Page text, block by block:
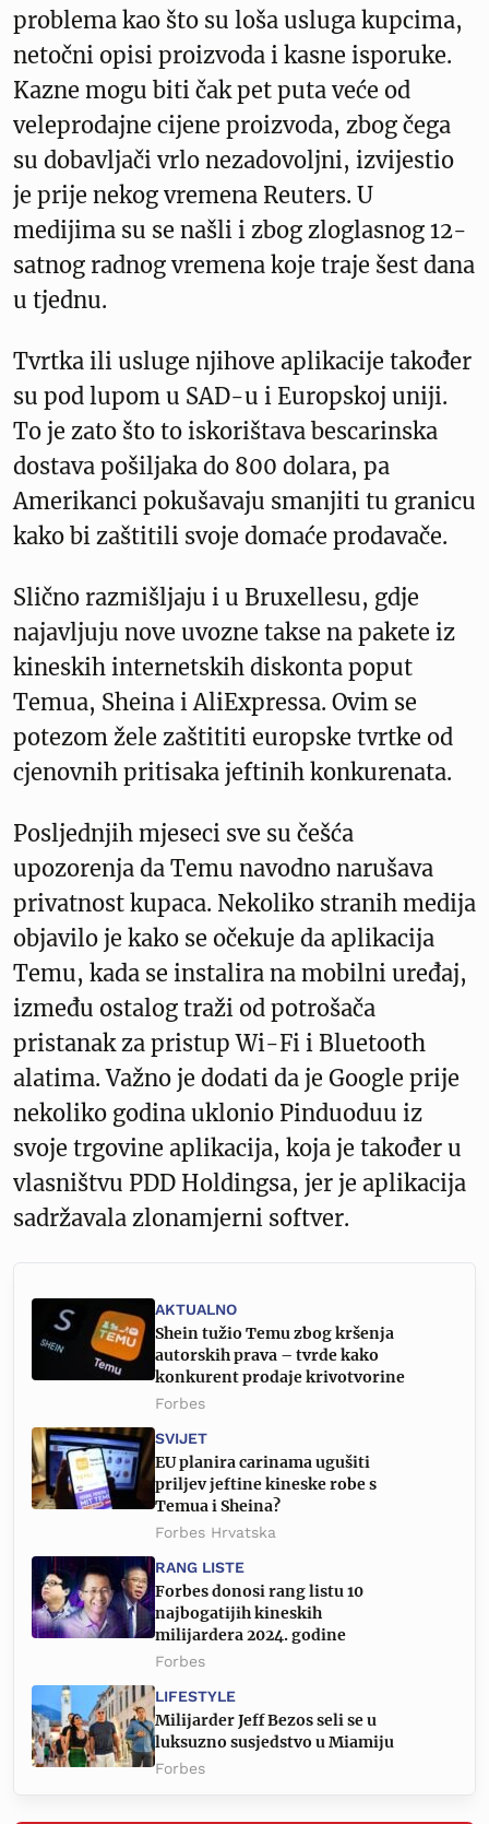
problema kao što su loša usluga kupcima,
netočni opisi proizvoda i kasne isporuke.
Kazne mogu biti čak pet puta veće od
veleprodajne cijene proizvoda, zbog čega
su dobavljači vrlo nezadovoljni, izvijestio
je prije nekog vremena Reuters. U
medijima su se našli i zbog zloglasnog 12-
satnog radnog vremena koje traje šest dana
u tjednu.
Tvrtka ili usluge njihove aplikacije također
su pod lupom u SAD-u i Europskoj uniji.
To je zato što to iskorištava bescarinska
dostava pošiljaka do 800 dolara, pa
Amerikanci pokušavaju smanjiti tu granicu
kako bi zaštitili svoje domaće prodavače.
Slično razmišljaju i u Bruxellesu, gdje
najavljuju nove uvozne takse na pakete iz
kineskih internetskih diskonta poput
Temua, Sheina i AliExpressa. Ovim se
potezom žele zaštititi europske tvrtke od
cjenovnih pritisaka jeftinih konkurenata.
Posljednjih mjeseci sve su češća
upozorenja da Temu navodno narušava
privatnost kupaca. Nekoliko stranih medija
objavilo je kako se očekuje da aplikacija
Temu, kada se instalira na mobilni uređaj,
između ostalog traži od potrošača
pristanak za pristup Wi-Fi i Bluetooth
alatima. Važno je dodati da je Google prije
nekoliko godina uklonio Pinduoduu iz
svoje trgovine aplikacija, koja je također u
vlasništvu PDD Holdingsa, jer je aplikacija
sadržavala zlonamjerni softver.
AKTUALNO
Shein tužio Temu zbog kršenja
autorskih prava – tvrde kako
konkurent prodaje krivotvorine
Forbes
SVIJET
EU planira carinama ugušiti
priljev jeftine kineske robe s
Temua i Sheina?
Forbes Hrvatska
RANG LISTE
Forbes donosi rang listu 10
najbogatijih kineskih
milijardera 2024. godine
Forbes
LIFESTYLE
Milijarder Jeff Bezos seli se u
luksuzno susjedstvo u Miamiju
Forbes